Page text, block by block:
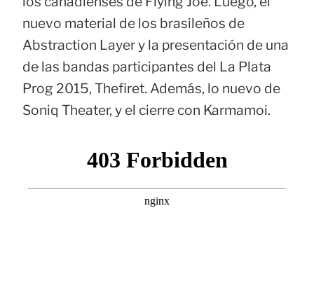
nuevo material de los brasileños de
Abstraction Layer y la presentación de una
de las bandas participantes del La Plata
Prog 2015, Thefiret. Además, lo nuevo de
Soniq Theater, y el cierre con Karmamoi.